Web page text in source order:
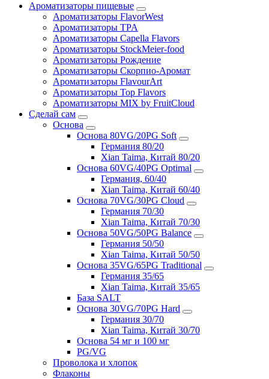
Ароматизаторы пищевые
Ароматизаторы FlavorWest
Ароматизаторы TPA
Ароматизаторы Capella Flavors
Ароматизаторы StockMeier-food
Ароматизаторы Рождение
Ароматизаторы Скорпио-Аромат
Ароматизаторы FlavourArt
Ароматизаторы Top Flavors
Ароматизаторы MIX by FruitCloud
Сделай сам
Основа
Основа 80VG/20PG Soft
Германия 80/20
Xian Taima, Китай 80/20
Основа 60VG/40PG Optimal
Германия, 60/40
Xian Taima, Китай 60/40
Основа 70VG/30PG Cloud
Германия 70/30
Xian Taima, Китай 70/30
Основа 50VG/50PG Balance
Германия 50/50
Xian Taima, Китай 50/50
Основа 35VG/65PG Traditional
Германия 35/65
Xian Taima, Китай 35/65
База SALT
Основа 30VG/70PG Hard
Германия 30/70
Xian Taima, Китай 30/70
Основа 54 мг и 100 мг
PG/VG
Проволока и хлопок
Флаконы